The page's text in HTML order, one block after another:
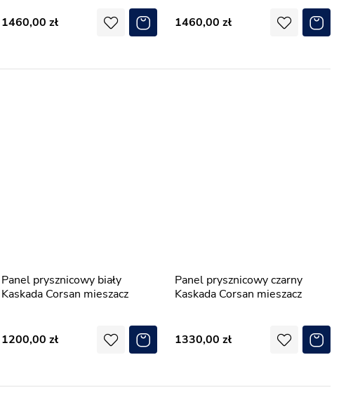
1460,00 1460,00
Panel prysznicowy biały
Kaskada Corsan mieszacz
1200,00
Panel prysznicowy czarny
Kaskada Corsan mieszacz
1330,00